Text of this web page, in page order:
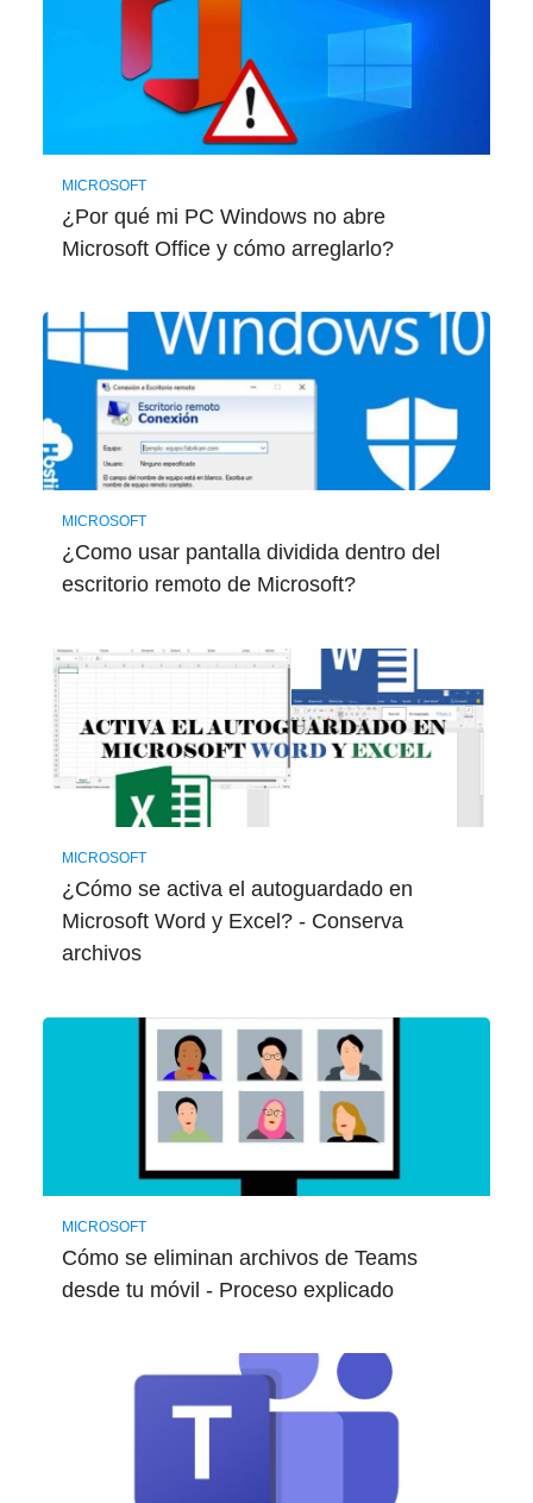
MICROSOFT
¿Por qué mi PC Windows no abre
Microsoft Office y cómo arreglarlo?
MICROSOFT
¿Como usar pantalla dividida dentro del
escritorio remoto de Microsoft?
MICROSOFT
¿Cómo se activa el autoguardado en
Microsoft Word y Excel? - Conserva
archivos
MICROSOFT
Cómo se eliminan archivos de Teams
desde tu móvil - Proceso explicado